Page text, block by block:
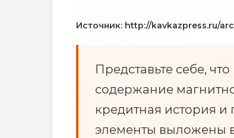
Источник: http://kavkazpress.ru/
Представьте себе,
содержание
кредитная история
элементы выложены